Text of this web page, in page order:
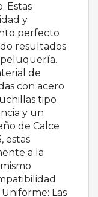
Estas
y
perfecto
resultados
peluquería.
de
con acero
tipo
y un
de Calce
estas
a la
Las